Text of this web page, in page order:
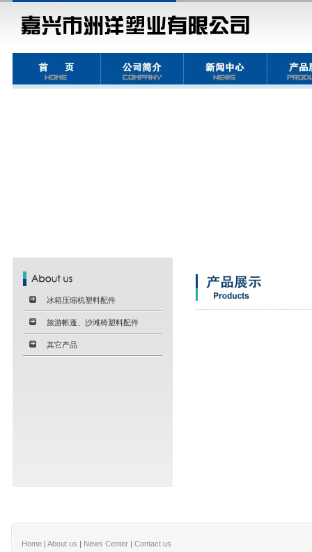
冰箱压缩机塑料配件
旅游帐蓬、沙滩椅塑料配件
其它产品
Home | About us | News Center | Contact us